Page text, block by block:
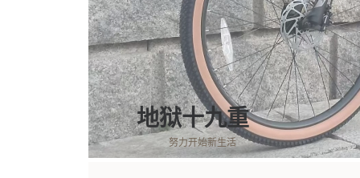
地狱十九重
努力开始新生活